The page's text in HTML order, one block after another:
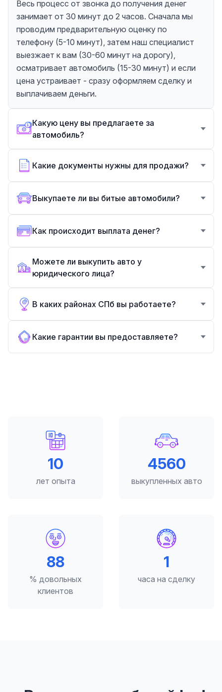
Весь процесс от звонка до получения денег
занимает от 30 минут до 2 часов. Сначала мы
проводим предварительную оценку по
телефону (5-10 минут), затем наш специалист
выезжает к вам (30-60 минут на дорогу),
осматривает автомобиль (15-30 минут) и если
цена устраивает - сразу оформляем сделку и
выплачиваем деньги.
Какую цену вы предлагаете за
автомобиль?
Какие документы нужны для продажи?
Выкупаете ли вы битые автомобили?
Как происходит выплата денег?
Можете ли выкупить авто у
юридического лица?
В каких районах СПб вы работаете?
Какие гарантии вы предоставляете?
12
лет опыта
5000
выкупленных авто
98
% довольных
клиентов
2
часа на сделку